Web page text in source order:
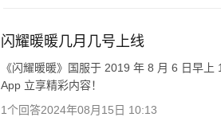
闪耀暖暖几月几号上线
《闪耀暖暖》国服于 2019 年 8 月 6 日早
App 立享精彩内容！
1个回答2024年08月15日 10:13